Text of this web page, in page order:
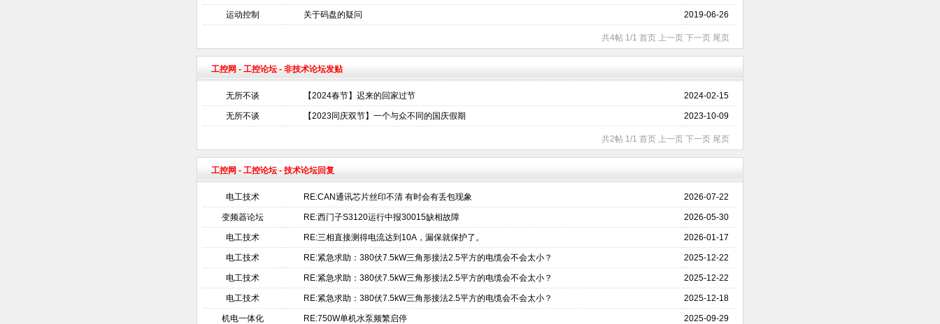
运动控制 关于码盘的疑问 2019-06-26
共4帖 1/1 首页 上一页 下一页 尾页
工控网 - 工控论坛- 非技术论坛发贴
无所不谈 【2024春节】迟来的回家过节 2024-02-15
无所不谈 【2023同庆双节】一个与众不同的国庆假期 2023-10-09
共2帖 1/1 首页 上一页 下一页 尾页
工控网 - 工控论坛- 技术论坛回复
电工技术 RE:CAN通讯芯片丝印不清 有时会有丢包现象 2026-07-22
变频器论坛 RE:西门子S3120运行中报30015缺相故障 2026-05-30
电工技术 RE:三相直接测得电流达到10A，漏保就保护了。 2026-01-17
电工技术 RE:紧急求助：380伏7.5kW三角形接法2.5平方的电缆会不会太小？ 2025-12-22
电工技术 RE:紧急求助：380伏7.5kW三角形接法2.5平方的电缆会不会太小？ 2025-12-22
电工技术 RE:紧急求助：380伏7.5kW三角形接法2.5平方的电缆会不会太小？ 2025-12-18
机电一体化 RE:750W单机水泵频繁启停 2025-09-29